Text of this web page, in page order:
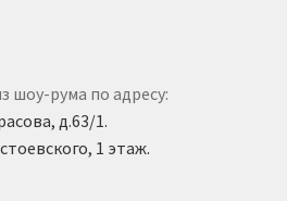
шоу-рума по адресу:
д.63/1.
1 этаж.